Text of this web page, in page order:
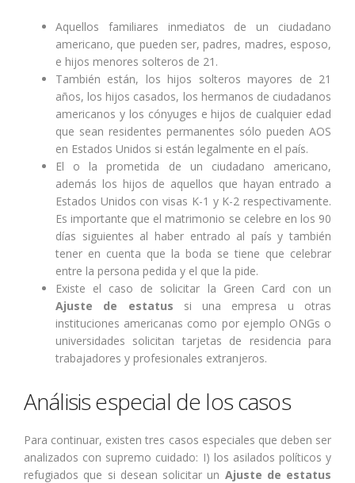
Aquellos familiares inmediatos de un ciudadano
americano, que pueden ser, padres, madres, esposo,
e hijos menores solteros de 21.
También están, los hijos solteros mayores de 21
años, los hijos casados, los hermanos de ciudadanos
americanos y los cónyuges e hijos de cualquier edad
que sean residentes permanentes sólo pueden AOS
en Estados Unidos si están legalmente en el país.
El o la prometida de un ciudadano americano,
además los hijos de aquellos que hayan entrado a
Estados Unidos con visas K-1 y K-2 respectivamente.
Es importante que el matrimonio se celebre en los 90
días siguientes al haber entrado al país y también
tener en cuenta que la boda se tiene que celebrar
entre la persona pedida y el que la pide.
Existe el caso de solicitar la Green Card con un
Ajuste de estatus si una empresa u otras
instituciones americanas como por ejemplo ONGs o
universidades solicitan tarjetas de residencia para
trabajadores y profesionales extranjeros.
Análisis especial de los casos
Para continuar, existen tres casos especiales que deben ser
analizados con supremo cuidado: I) los asilados políticos y
refugiados que si desean solicitar un Ajuste de estatus